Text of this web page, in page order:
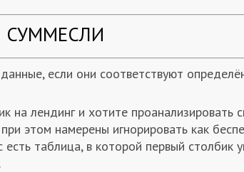
СУММЕСЛИ
если они соответствуют
на лендинг и хотите проанализировать
этом намерены игнорировать как
таблица, в которой первый столбик